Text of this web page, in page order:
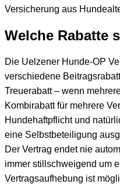
Versicherung aus
Welche Rabatte
Die Uelzener Hunde-OP
verschiedene
Treuerabatt – wenn
Kombirabatt für mehrere
Hundehaftpflicht und
eine Selbstbeteiligung
Der Vertrag endet nie
immer stillschweigend um
Vertragsaufhebung ist